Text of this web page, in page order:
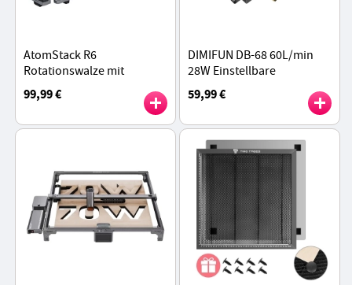
AtomStack R6
Rotationswalze mit
Steigfüßen, automatische
Erkennung, einstellbare 1-
99,99 €
DIMIFUN DB-68 60L/min
28W Einstellbare
Geschwindigkeit Tragbare
Luftpumpe
59,99 €